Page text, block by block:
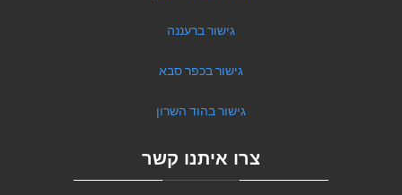
גישור ברעננה
גישור בכפר סבא
גישור בהוד השרון
צרו איתנו קשר